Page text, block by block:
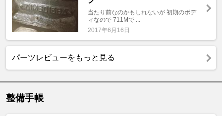
当たり前なのかもしれないが 初期のボデ
ィなので 711Mで ...
2017年6月16日
パーツレビューをもっと見る
整備手帳